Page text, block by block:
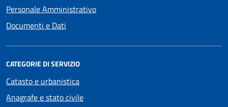
Personale Amministrativo
Documenti e Dati
CATEGORIE DI SERVIZIO
Catasto e urbanistica
Anagrafe e stato civile